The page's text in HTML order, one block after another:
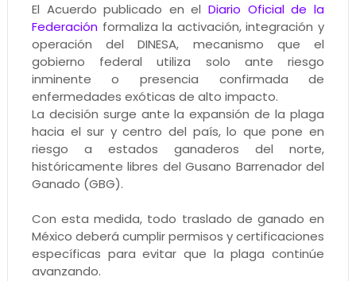
El Acuerdo publicado en elDiario Oficial de la
Federaciónformaliza la activación, integración y
operación del DINESA, mecanismo que el
gobierno federal utiliza solo ante riesgo
inminente o presencia confirmada de
enfermedades exóticas de alto impacto.
La decisión surge ante la expansión de la plaga
hacia el sur y centro del país, lo que pone en
riesgo a estados ganaderos del norte,
históricamente libres del Gusano Barrenador del
Ganado (GBG).
Con esta medida, todo traslado de ganado en
México deberá cumplir permisos y certificaciones
específicas para evitar que la plaga continúe
avanzando.